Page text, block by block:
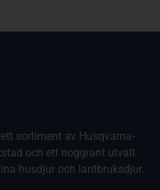
sortiment av Husqvarna-
och ett noggrant utvalt
husdjur och lantbruksdjur.